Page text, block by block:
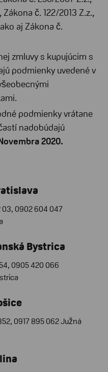
č. 122/2013 Z.z.,
aj Zákona č.
zmluvy s kupujúcim s
podmienky uvedené v
podmienky vrátane
nadobúdajú
2020.
03, 0902 604 047
Bystrica
0905 420 066
0917 895 062 Južná